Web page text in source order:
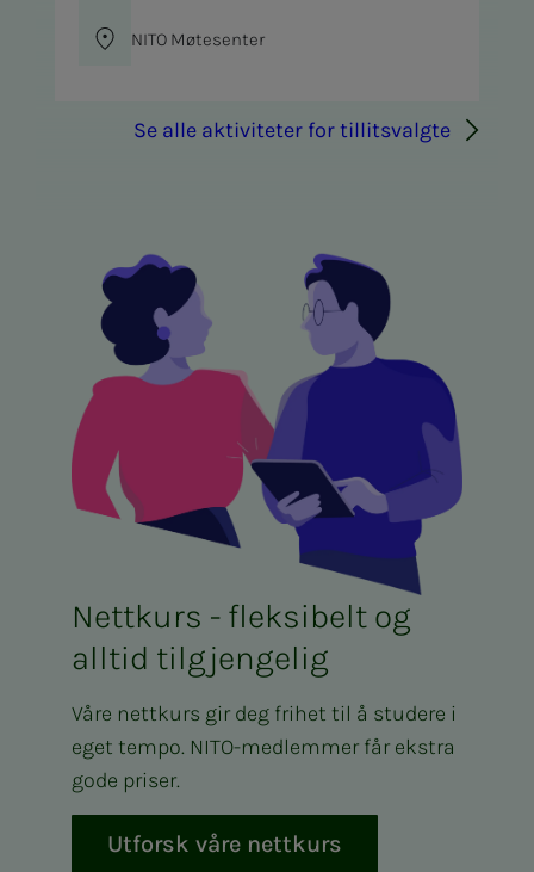
NITO Møtesenter
Se alle aktiviteter for tillitsvalgte
Nettkurs - fleksibelt og
alltid tilgjengelig
Våre nettkurs gir deg frihet til å studere i
eget tempo. NITO-medlemmer får ekstra
gode priser.
Utforsk våre nettkurs